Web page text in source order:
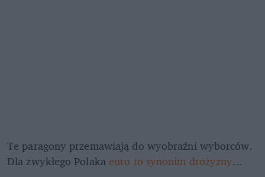
Te paragony przemawiają do wyobraźni wyborców.
Dla zwykłego Polaka euro to synonim drożyzny...